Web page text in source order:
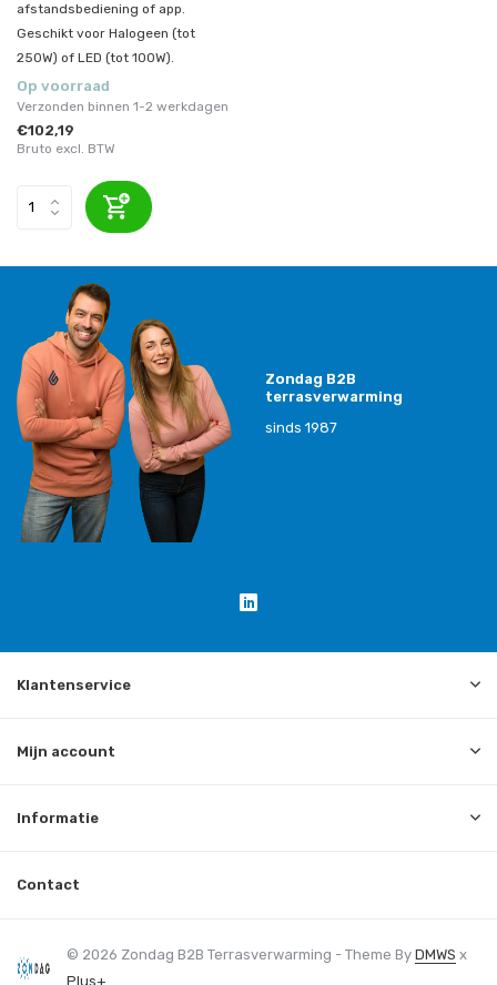
afstandsbediening of app.
Geschikt voor Halogeen (tot
250W) of LED (tot 100W).
Op voorraad
Verzonden binnen 1-2 werkdagen
€102,19
Bruto excl. BTW
Zondag B2B
terrasverwarming
sinds 1987
Klantenservice
Mijn account
Informatie
Contact
© 2026 Zondag B2B Terrasverwarming - Theme By DMWS x
Plus+